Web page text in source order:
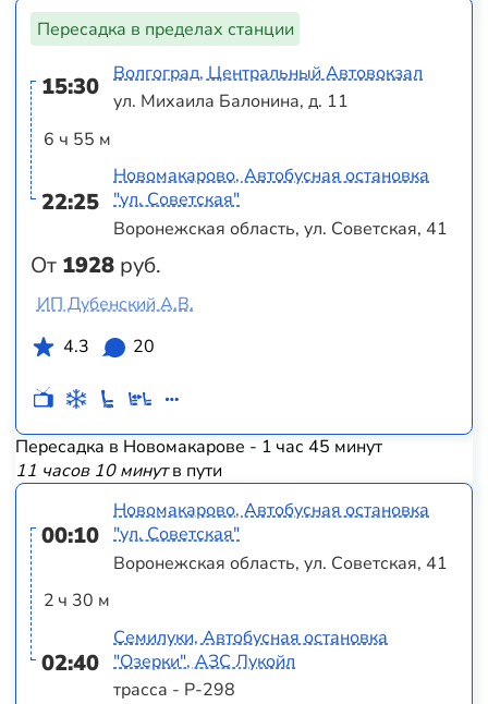
Пересадка в пределах станции
15:30
6 ч 55 м
22:25
От 1928 руб.
Волгоград, Центральный Автовокзал
ул. Михаила Балонина, д. 11
Новомакарово, Автобусная остановка
"ул. Советская"
Воронежская область, ул. Советская, 41
ИП Дубенский А.В.
4.3
20
Пересадка в Новомакарове - 1 час 45 минут
11 часов 10 минутв пути
00:10
2 ч 30 м
02:40
Новомакарово, Автобусная остановка
"ул. Советская"
Воронежская область, ул. Советская, 41
Семилуки, Автобусная остановка
"Озерки", АЗС Лукойл
трасса - Р-298